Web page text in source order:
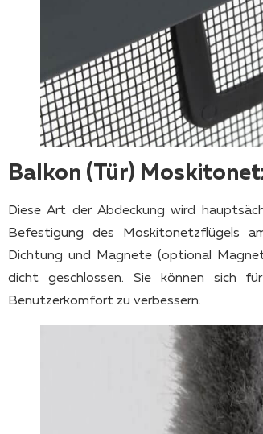
Balkon (Tür)
Diese Art der Abdeckung wird
Befestigung des Moskitonetzflügels
Dichtung und Magnete (optional
dicht geschlossen. Sie können sich
Benutzerkomfort zu verbessern.